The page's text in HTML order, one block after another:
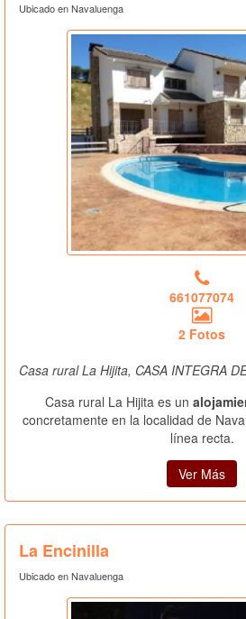
Ubicado en Navaluenga
661077074
2 Fotos
Casa rural La Hijita, CASA INTEGRA
Casa rural La Hijita es un
concretamente en la localidad de
línea recta.
Ver Más
La Encinilla
Ubicado en Navaluenga